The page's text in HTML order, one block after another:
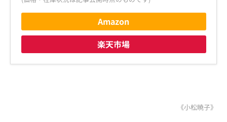
Amazon
楽天市場
《小松暁子》